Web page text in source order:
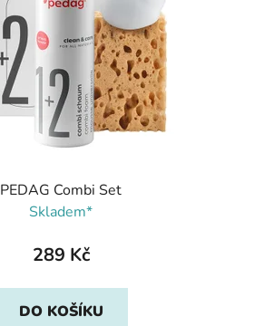
PEDAG Combi Set
Skladem*
289 Kč
DO KOŠÍKU